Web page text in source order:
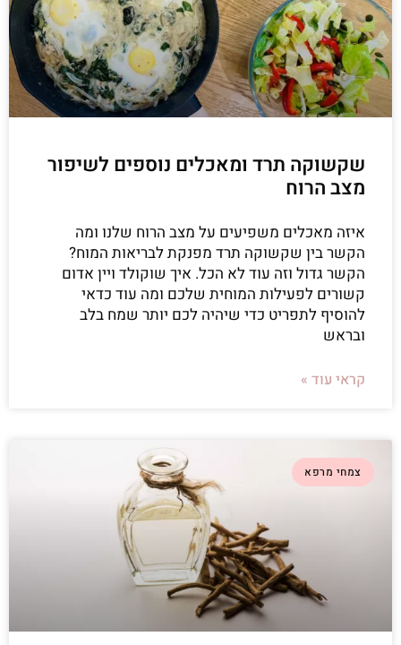
שקשוקה תרד ומאכלים נוספים לשיפור
מצב הרוח
איזה מאכלים משפיעים על מצב הרוח שלנו ומה
הקשר בין שקשוקה תרד מפנקת לבריאות המוח?
הקשר גדול וזה עוד לא הכל. איך שוקולד ויין אדום
קשורים לפעילות המוחית שלכם ומה עוד כדאי
להוסיף לתפריט כדי שיהיה לכם יותר שמח בלב
ובראש
קראי עוד »
צמחי מרפא